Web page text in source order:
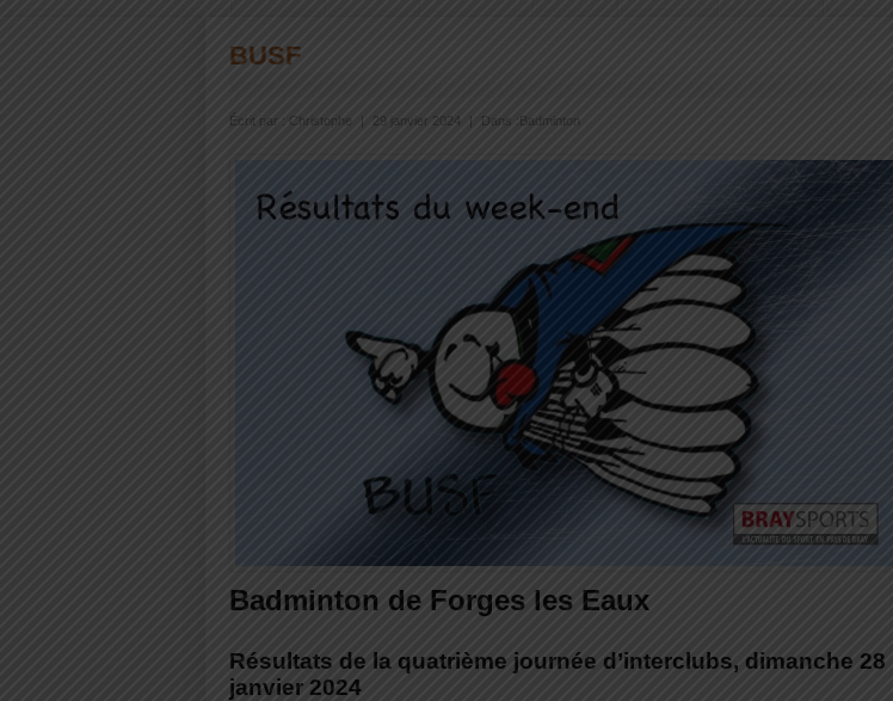
BUSF
Écrit par : Christophe 29 janvier 2024 Dans : Badminton
Badminton de Forges les Eaux
Résultats de la quatrième journée d’interclubs, dimanche 28
janvier 2024